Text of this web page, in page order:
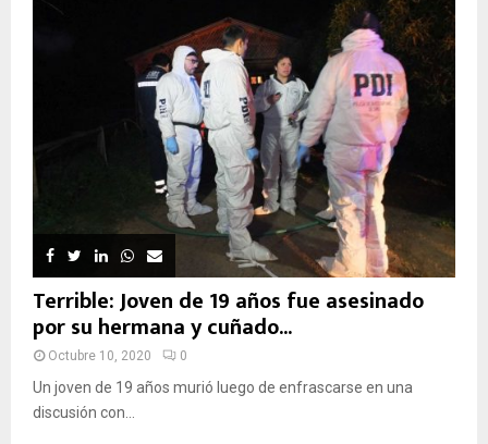
Terrible: Joven de 19 años fue asesinado
por su hermana y cuñado...
Octubre 10, 2020 0
Un joven de 19 años murió luego de enfrascarse en una
discusión con...